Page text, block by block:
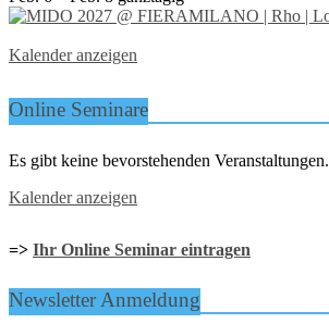
Kalender anzeigen
Online Seminare
Es gibt keine bevorstehenden Veranstaltungen.
Kalender anzeigen
=> Ihr Online Seminar eintragen
Newsletter Anmeldung